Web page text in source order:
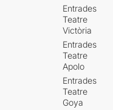
Entrades
Teatre
Victòria
Entrades
Teatre
Apolo
Entrades
Teatre
Goya